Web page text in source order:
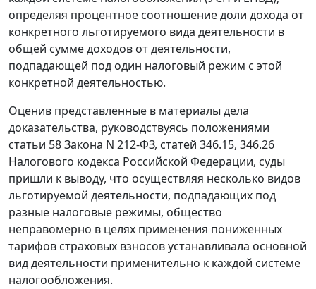
определяя процентное соотношение доли дохода от
конкретного льготируемого вида деятельности в
общей сумме доходов от деятельности,
подпадающей под один налоговый режим с этой
конкретной деятельностью.
Оценив представленные в материалы дела
доказательства, руководствуясь положениями
статьи 58Закона N 212-ФЗ, статей 346.15, 346.26
Налогового кодекса Российской Федерации, суды
пришли к выводу, что осуществляя несколько видов
льготируемой деятельности, подпадающих под
разные налоговые режимы, общество
неправомерно в целях применения пониженных
тарифов страховых взносов устанавливала основной
вид деятельности применительно к каждой системе
налогообложения.